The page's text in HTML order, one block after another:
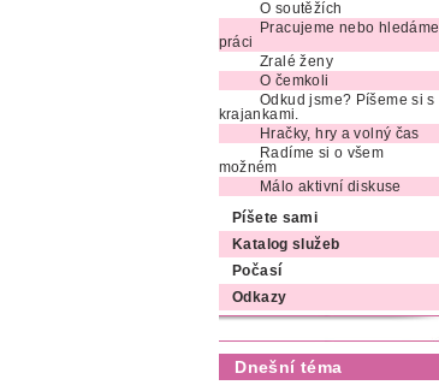
O soutěžích
Pracujeme nebo hledáme
práci
Zralé ženy
O čemkoli
Odkud jsme? Píšeme si s
krajankami.
Hračky, hry a volný čas
Radíme si o všem
možném
Málo aktivní diskuse
Píšete sami
Katalog služeb
Počasí
Odkazy
Dnešní téma